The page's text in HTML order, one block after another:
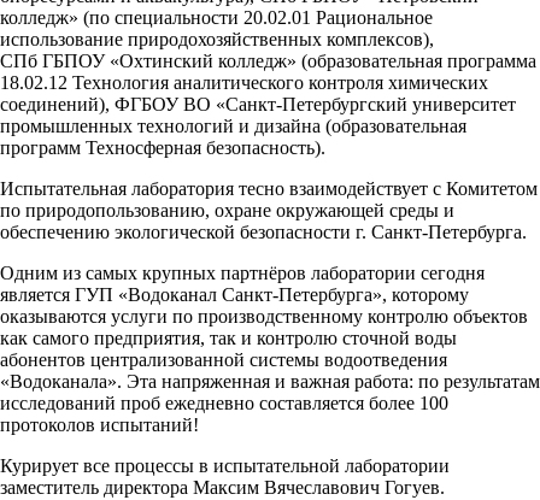
колледж» (по специальности 20.02.01 Рациональное
использование природохозяйственных комплексов),
СПб ГБПОУ «Охтинский колледж» (образовательная программа
18.02.12 Технология аналитического контроля химических
соединений), ФГБОУ ВО «Санкт-Петербургский университет
промышленных технологий и дизайна (образовательная
программ Техносферная безопасность).
Испытательная лаборатория тесно взаимодействует с Комитетом
по природопользованию, охране окружающей среды и
обеспечению экологической безопасности г. Санкт-Петербурга.
Одним из самых крупных партнёров лаборатории сегодня
является ГУП «Водоканал Санкт-Петербурга», которому
оказываются услуги по производственному контролю объектов
как самого предприятия, так и контролю сточной воды
абонентов централизованной системы водоотведения
«Водоканала». Эта напряженная и важная работа: по результатам
исследований проб ежедневно составляется более 100
протоколов испытаний!
Курирует все процессы в испытательной лаборатории
заместитель директора Максим Вячеславович Гогуев.